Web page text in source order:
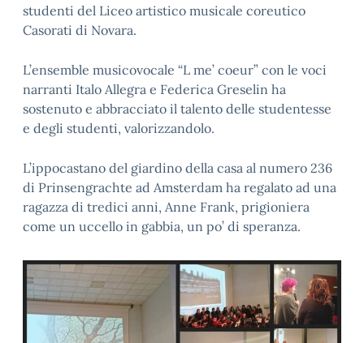
studenti del Liceo artistico musicale coreutico
Casorati di Novara.
L’ensemble musicovocale “L me’ coeur” con le voci
narranti Italo Allegra e Federica Greselin ha
sostenuto e abbracciato il talento delle studentesse
e degli studenti, valorizzandolo.
L’ippocastano del giardino della casa al numero 236
di Prinsengrachte ad Amsterdam ha regalato ad una
ragazza di tredici anni, Anne Frank, prigioniera
come un uccello in gabbia, un po’ di speranza.